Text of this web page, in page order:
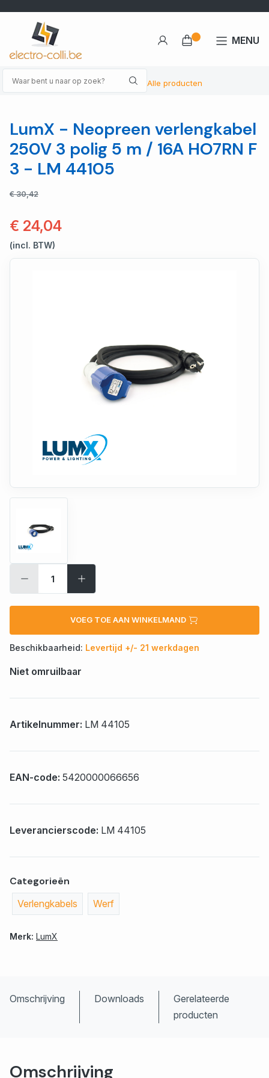
Alle producten
MENU
LumX - Neopreen verlengkabel
250V 3 polig 5 m / 16A HO7RN F
3 - LM 44105
€ 30,42
€ 24,04
(incl. BTW)
VOEG TOE AAN WINKELMAND
Beschikbaarheid: Levertijd +/- 21 werkdagen
Niet omruilbaar
Artikelnummer: LM 44105
EAN-code: 5420000066656
Leverancierscode: LM 44105
Categorieën
Verlengkabels Werf
Merk: LumX
Omschrijving Downloads
Gerelateerde
producten
Omschrijving